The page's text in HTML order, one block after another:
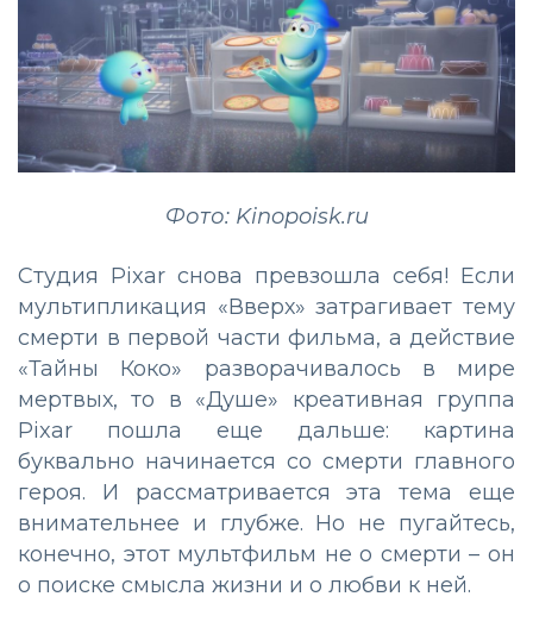
Фото: Kinopoisk.ru
Студия Pixar снова превзошла себя! Если
мультипликация «Вверх» затрагивает тему
смерти в первой части фильма, а действие
«Тайны Коко» разворачивалось в мире
мертвых, то в «Душе» креативная группа
Pixar пошла еще дальше: картина
буквально начинается со смерти главного
героя. И рассматривается эта тема еще
внимательнее и глубже. Но не пугайтесь,
конечно, этот мультфильм не о смерти – он
о поиске смысла жизни и о любви к ней.